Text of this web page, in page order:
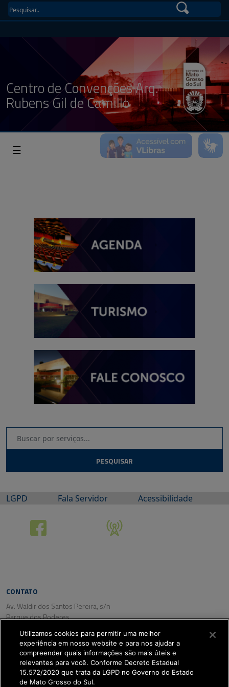
Centro de Convenções Arq.
Rubens Gil de Camillo
☰
LGPD Fala Servidor Acessibilidade
CONTATO
Av. Waldir dos Santos Pereira, s/n
Parque dos Poderes
Campo Grande/ MS
Tel. (67) 3318-2800
Fax: (67) 3318-2809
Utilizamos cookies para permitir uma melhor
experiência em nosso website e para nos ajudar a
compreender quais informações são mais úteis e
relevantes para você. Conforme Decreto Estadual
15.572/2020 que trata da LGPD no Governo do Estado
de Mato Grosso do Sul.